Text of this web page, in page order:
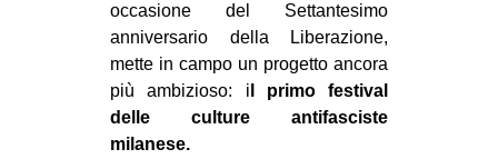
MUSICA
INTERNAZIONALE
occasione del Settantesimo
anniversario della Liberazione,
mette in campo un progetto ancora
più ambizioso: i l primo festival
delle culture antifasciste
milanese.